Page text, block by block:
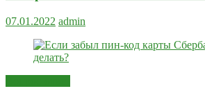
07.01.2022 admin